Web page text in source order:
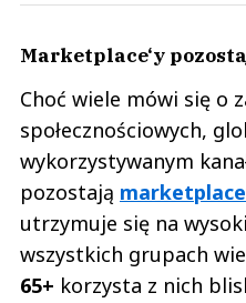
Marketplace‘y
Choć wiele mówi się o
społecznościowych,
wykorzystywanym
pozostają
utrzymuje się na
wszystkich grupach
65+ korzysta z nich